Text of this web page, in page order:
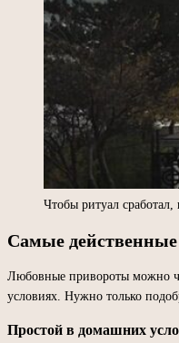
Чтобы ритуал
Самые
Любовные привороты можно
условиях. Нужно только
Простой в домашних